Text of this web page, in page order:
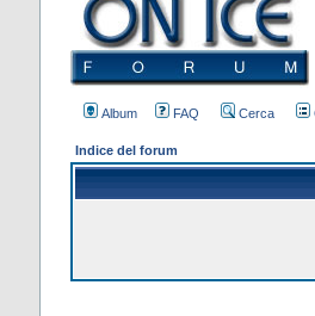
Album FAQ Cerca
Indice del forum